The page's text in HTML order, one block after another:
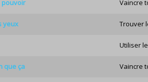
pouvoir Vaincre
yeux Trouver
Utiliser
que ça Vaincre